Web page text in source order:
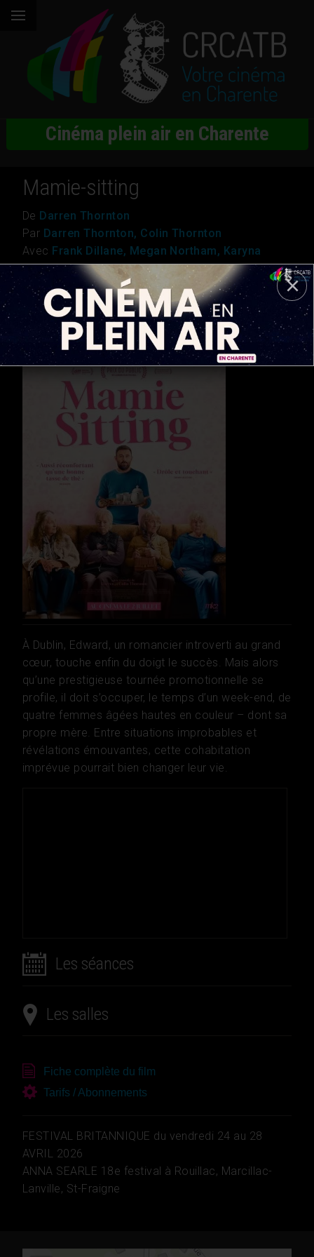
Cinéma plein air en Charente
Mamie-sitting
De Darren Thornton
Par Darren Thornton, Colin Thornton
Avec Frank Dillane, Megan Northam, Karyna
Khymchuk
GenreComédie, Drame
Nationalité
Irlande
Durée1h 29
À Dublin, Edward, un romancier introverti au grand
cœur, touche enfin du doigt le succès. Mais alors
qu’une prestigieuse tournée promotionnelle se
profile, il doit s’occuper, le temps d’un week-end, de
quatre femmes âgées hautes en couleur – dont sa
propre mère. Entre situations improbables et
révélations émouvantes, cette cohabitation
imprévue pourrait bien changer leur vie.
Les séances
Les salles
Fiche complète du film
Tarifs / Abonnements
FESTIVAL BRITANNIQUE du vendredi 24 au 28
AVRIL 2026
ANNA SEARLE 18e festival à Rouillac, Marcillac-
Lanville, St-Fraigne